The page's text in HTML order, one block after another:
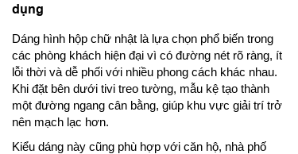
dụng
Dáng hình hộp chữ nhật là lựa chọn phổ biến trong
các phòng khách hiện đại vì có đường nét rõ ràng, ít
lỗi thời và dễ phối với nhiều phong cách khác nhau.
Khi đặt bên dưới tivi treo tường, mẫu kệ tạo thành
một đường ngang cân bằng, giúp khu vực giải trí trở
nên mạch lạc hơn.
Kiểu dáng này cũng phù hợp với căn hộ, nhà phố